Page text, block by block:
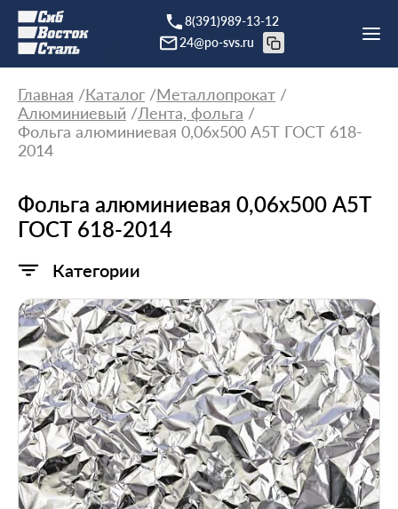
8(391)989-13-12
24@po-svs.ru
Главная Каталог
Металлопрокат
Алюминиевый
Лента, фольга
Фольга алюминиевая 0,06х500 А5Т ГОСТ 618-
2014
Фольга алюминиевая 0,06х500 А5Т
ГОСТ 618-2014
Категории